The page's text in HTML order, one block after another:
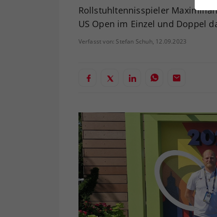
Rollstuhltennisspieler
US Open im Einzel und Doppel
Verfasst von: Stefan Schuh, 12.09.2023